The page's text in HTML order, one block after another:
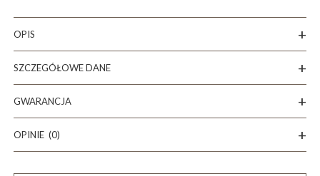
OPIS
SZCZEGÓŁOWE DANE
GWARANCJA
OPINIE (0)